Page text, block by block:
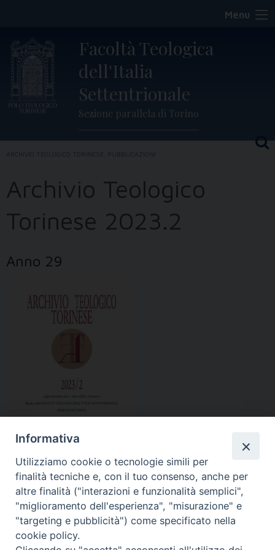
content
Menu
Facoltà Teologica
dell'Italia
Settentrionale
Sezione parallela di Torino
ARCHIVIO TEOLOGICO TORINESE PUBBLICAZIONI
Archivio Teologico
Torinese 2023.2
Anno 29
ATT 2023-2 sommario
Abstracts ATT 2023-2
Informativa
Utilizziamo cookie o tecnologie simili per
finalità tecniche e, con il tuo consenso, anche per
altre finalità ("interazioni e funzionalità semplici",
"miglioramento dell'esperienza", "misurazione" e
"targeting e pubblicità") come specificato nella
cookie policy.